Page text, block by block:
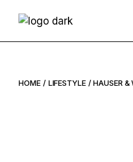
HOME LIFESTYLE HAUSER &